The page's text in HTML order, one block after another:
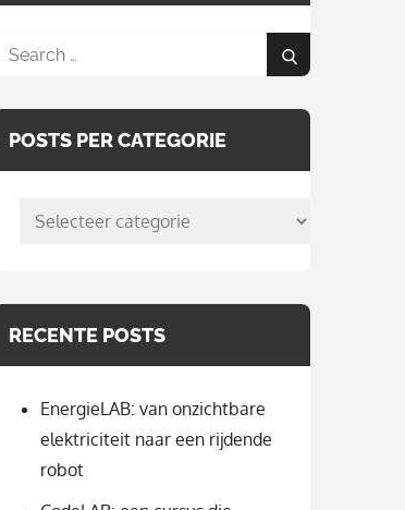
Search
Search
POSTS PER CATEGORIE
posts
RECENTE POSTS
EnergieLAB: van onzichtbare
elektriciteit naar een rijdende
robot